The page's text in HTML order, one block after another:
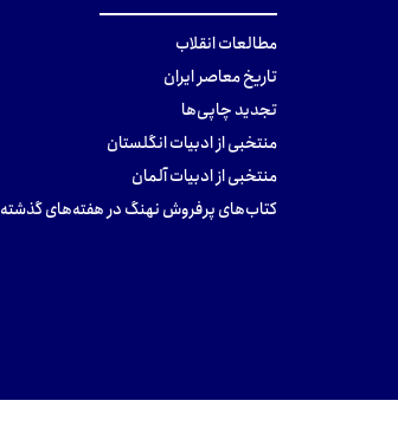
مطالعات انقلاب
تاریخ معاصر ایران
تجدید چاپی‌ها
منتخبی از ادبیات انگلستان
منتخبی از ادبیات آلمان
کتاب‌های پرفروش نهنگ در هفته‌های گذشته